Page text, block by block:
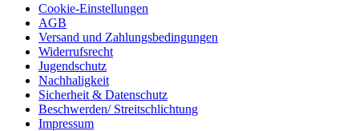
Cookie-Einstellungen
AGB
Versand und Zahlungsbedingungen
Widerrufsrecht
Jugendschutz
Nachhaligkeit
Sicherheit & Datenschutz
Beschwerden/ Streitschlichtung
Impressum